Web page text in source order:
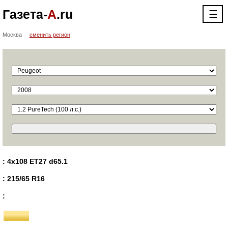
Газета-А.ru ☰
Москва сменить регион
: 4x108 ET27 d65.1
: 215/65 R16
: